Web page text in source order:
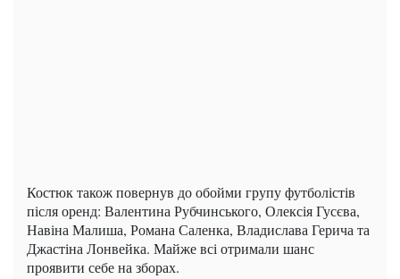
Костюк також повернув до обойми групу футболістів
після оренд: Валентина Рубчинського, Олексія Гусєва,
Навіна Малиша, Романа Саленка, Владислава Герича та
Джастіна Лонвейка. Майже всі отримали шанс
проявити себе на зборах.